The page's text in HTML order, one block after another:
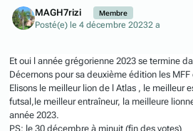
MAGH7rizi Membre
Posté(e) le 4 décembre 20232 a
Et oui l année grégorienne 2023 se termine
Décernons pour sa deuxième édition les MFF
Elisons le meilleur lion de l Atlas , le meilleur
futsal,le meilleur entraîneur, la meilleure
année 2023.
PS: le 30 décembre à minuit (fin des votes)